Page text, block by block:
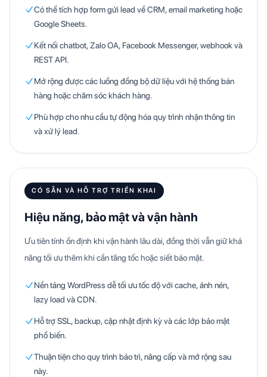
Có thể tích hợp form gửi lead về CRM, email marketing hoặc
Google Sheets.
Kết nối chatbot, Zalo OA, Facebook Messenger, webhook và
REST API.
Mở rộng được các luồng đồng bộ dữ liệu với hệ thống bán
hàng hoặc chăm sóc khách hàng.
Phù hợp cho nhu cầu tự động hóa quy trình nhận thông tin
và xử lý lead.
CÓ SẴN VÀ HỖ TRỢ TRIỂN KHAI
Hiệu năng, bảo mật và vận hành
Ưu tiên tính ổn định khi vận hành lâu dài, đồng thời vẫn giữ khả
năng tối ưu thêm khi cần tăng tốc hoặc siết bảo mật.
Nền tảng WordPress dễ tối ưu tốc độ với cache, ảnh nén,
lazy load và CDN.
Hỗ trợ SSL, backup, cập nhật định kỳ và các lớp bảo mật
phổ biến.
Thuận tiện cho quy trình bảo trì, nâng cấp và mở rộng sau
này.